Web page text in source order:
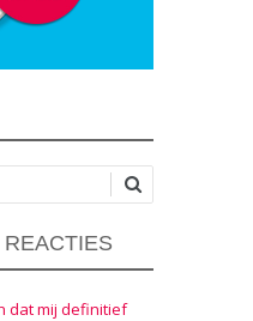
dat mij definitief